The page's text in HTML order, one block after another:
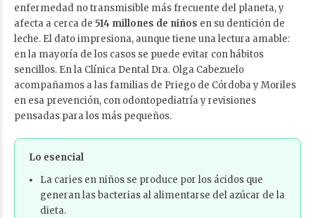
enfermedad no transmisible más frecuente del planeta, y
afecta a cerca de 514 millones de niños en su dentición de
leche. El dato impresiona, aunque tiene una lectura amable:
en la mayoría de los casos se puede evitar con hábitos
sencillos. En la Clínica Dental Dra. Olga Cabezuelo
acompañamos a las familias de Priego de Córdoba y Moriles
en esa prevención, con odontopediatría y revisiones
pensadas para los más pequeños.
Lo esencial
La caries en niños se produce por los ácidos que
generan las bacterias al alimentarse del azúcar de la
dieta.